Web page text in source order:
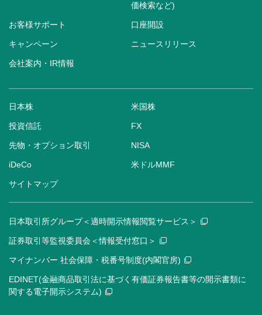
価検索など)
お客様サポート 口座開設
キャンペーン ニュースリリース
会社案内・IR情報
日本株 米国株
投資信託 FX
先物・オプション取引 NISA
iDeCo 米ドルMMF
サイトマップ
日本取引所グループ＜適時開示情報閲覧サービス＞
証券取引等監視委員会＜情報受付窓口＞
マイナンバー 社会保障・税番号制度(内閣官房)
EDINET(金融商品取引法に基づく有価証券報告書等の開示書類に
関する電子開示システム)